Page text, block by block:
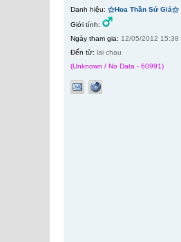
Danh hiệu: ⚝Hoa Thần Sứ Giả⚝
Giới tính:
Ngày tham gia: 12/05/2012 15:38
Đến từ: lai chau
(Unknown / No Data - 60991)